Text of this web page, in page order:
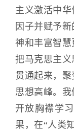
主义激活中
因子并赋予
神和丰富智
把马克思主
贯通起来，
思想高峰。
开放胸襟学
果，在“人类